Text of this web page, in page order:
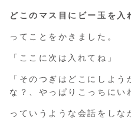
どこのマス目にビー玉を入
ってことをかきました。
「ここに次は入れてね」
「そのつぎはどこにしよ
な？、やっぱりこっちにい
っていうような会話をしな